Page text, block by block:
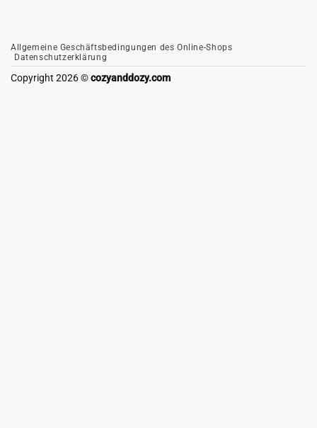
Allgemeine Geschäftsbedingungen des Online-Shops
Datenschutzerklärung
Copyright 2026 ©cozyanddozy.com